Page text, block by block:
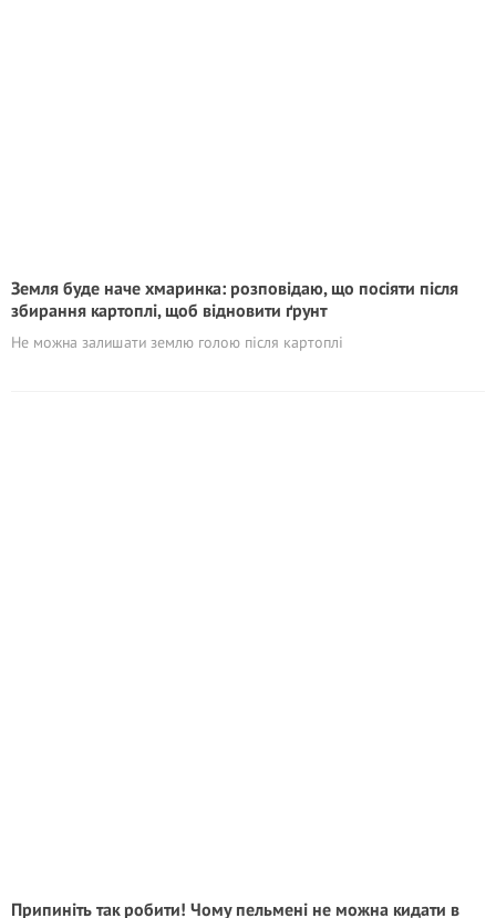
Земля буде наче хмаринка: розповідаю, що посіяти після
збирання картоплі, щоб відновити ґрунт
Не можна залишати землю голою після картоплі
Припиніть так робити! Чому пельмені не можна кидати в